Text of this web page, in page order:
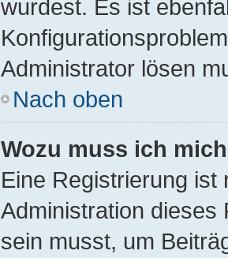
wurdest. Es ist
Administrator lösen
Nach oben
Wozu muss ich
Eine Registrierung ist
Administration dieses
sein musst, um